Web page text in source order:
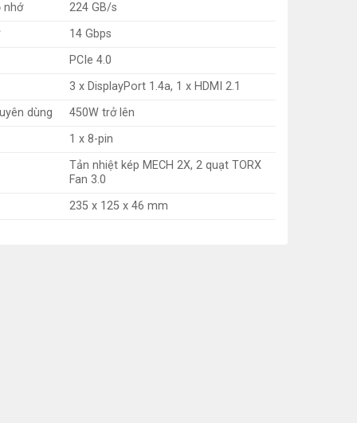
nhớ
224 GB/s
14 Gbps
PCIe 4.0
3 x DisplayPort 1.4a, 1 x HDMI 2.1
dùng
450W trở lên
1 x 8-pin
Tản nhiệt kép MECH 2X, 2 quạt TORX
Fan 3.0
235 x 125 x 46 mm